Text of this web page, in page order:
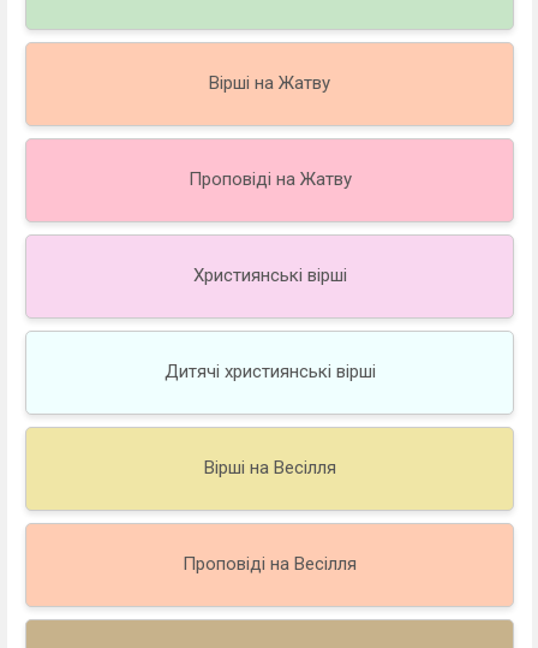
Вірші на Жатву
Проповіді на Жатву
Християнські вірші
Дитячі християнські вірші
Вірші на Весілля
Проповіді на Весілля